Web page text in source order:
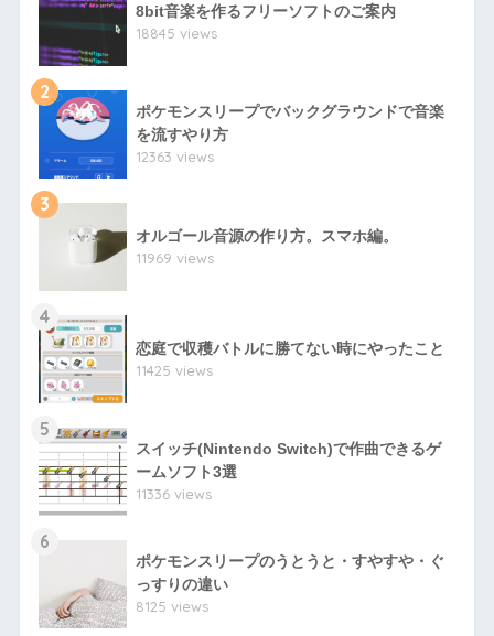
8bit音楽を作るフリーソフトのご案内
18845 views
2
ポケモンスリープでバックグラウンドで音楽
を流すやり方
12363 views
3
オルゴール音源の作り方。スマホ編。
11969 views
4
恋庭で収穫バトルに勝てない時にやったこと
11425 views
5
スイッチ(Nintendo Switch)で作曲できるゲ
ームソフト3選
11336 views
6
ポケモンスリープのうとうと・すやすや・ぐ
っすりの違い
8125 views